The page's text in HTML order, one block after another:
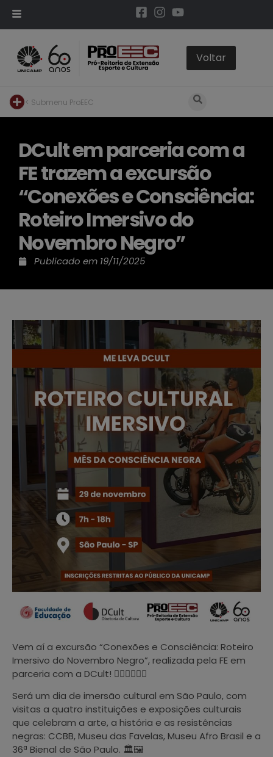
< Submenu ProEEC
DCult em parceria com a
FE trazem a excursão
“Conexões e Consciência:
Roteiro Imersivo do
Novembro Negro”
Publicado em 19/11/2025
Vem aí a excursão “Conexões e Consciência: Roteiro
Imersivo do Novembro Negro”, realizada pela FE em
parceria com a DCult! ✊🏿✊🏾✊🏽
Será um dia de imersão cultural em São Paulo, com
visitas a quatro instituições e exposições culturais
que celebram a arte, a história e as resistências
negras: CCBB, Museu das Favelas, Museu Afro Brasil e a
36ª Bienal de São Paulo. 🏛️🖼️